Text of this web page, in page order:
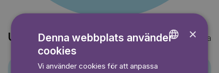
Upptäck också Visa alla
×
Denna webbplats använder
cookies
Vi använder cookies för att anpassa